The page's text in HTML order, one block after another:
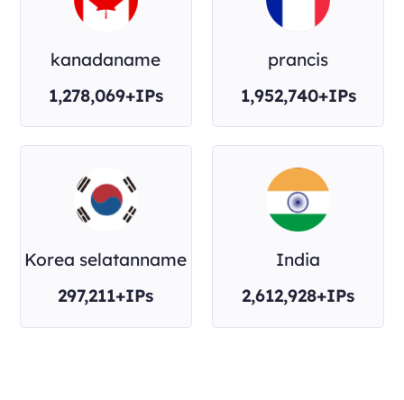
kanadaname
1,278,069+IPs
prancis
1,952,740+IPs
Korea selatanname
297,211+IPs
India
2,612,928+IPs